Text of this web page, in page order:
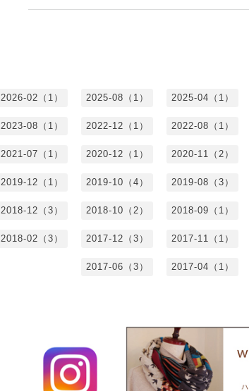
2026-02（1） 2025-08（1） 2025-04（1）
2023-08（1） 2022-12（1） 2022-08（1）
2021-07（1） 2020-12（1） 2020-11（2）
2019-12（1） 2019-10（4） 2019-08（3）
2018-12（3） 2018-10（2） 2018-09（1）
2018-02（3） 2017-12（3） 2017-11（1）
2017-06（3） 2017-04（1）